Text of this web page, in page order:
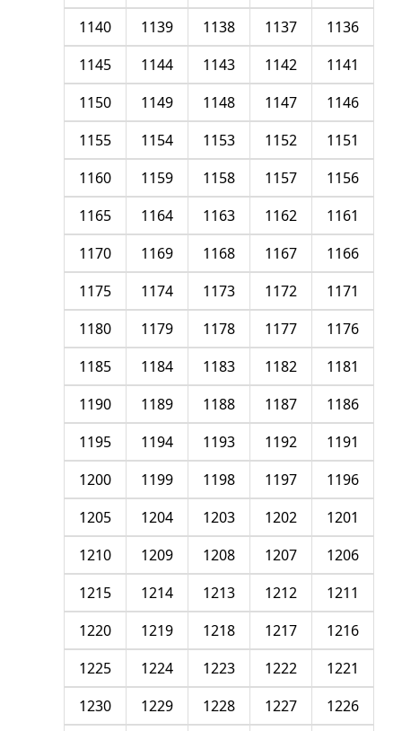
1136
1137
1138
1139
1140
1141
1142
1143
1144
1145
1146
1147
1148
1149
1150
1151
1152
1153
1154
1155
1156
1157
1158
1159
1160
1161
1162
1163
1164
1165
1166
1167
1168
1169
1170
1171
1172
1173
1174
1175
1176
1177
1178
1179
1180
1181
1182
1183
1184
1185
1186
1187
1188
1189
1190
1191
1192
1193
1194
1195
1196
1197
1198
1199
1200
1201
1202
1203
1204
1205
1206
1207
1208
1209
1210
1211
1212
1213
1214
1215
1216
1217
1218
1219
1220
1221
1222
1223
1224
1225
1226
1227
1228
1229
1230